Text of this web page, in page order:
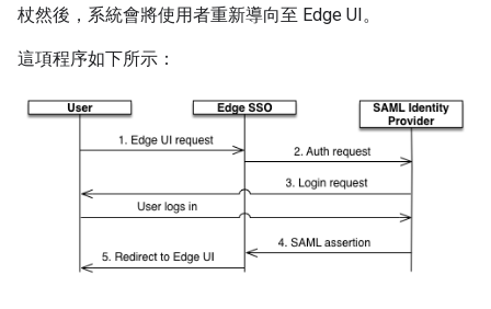
杖然後，系統會將使用者重新導向至 Edge UI。
這項程序如下所示：